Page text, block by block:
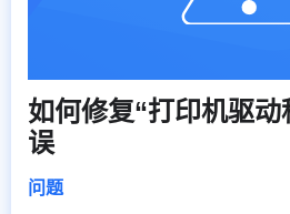
如何修复“打印机驱
误
问题